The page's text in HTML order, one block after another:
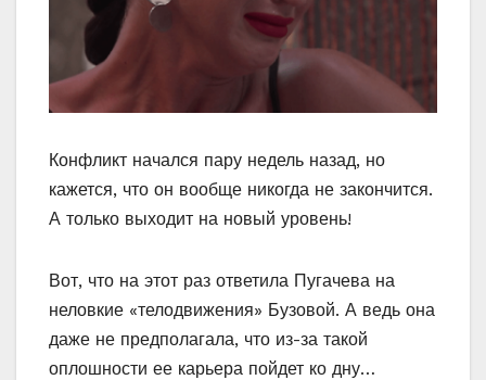
Конфликт начался пару недель назад, но
кажется, что он вообще никогда не закончится.
А только выходит на новый уровень!
Вот, что на этот раз ответила Пугачева на
неловкие «телодвижения» Бузовой. А ведь она
даже не предполагала, что из-за такой
оплошности ее карьера пойдет ко дну…